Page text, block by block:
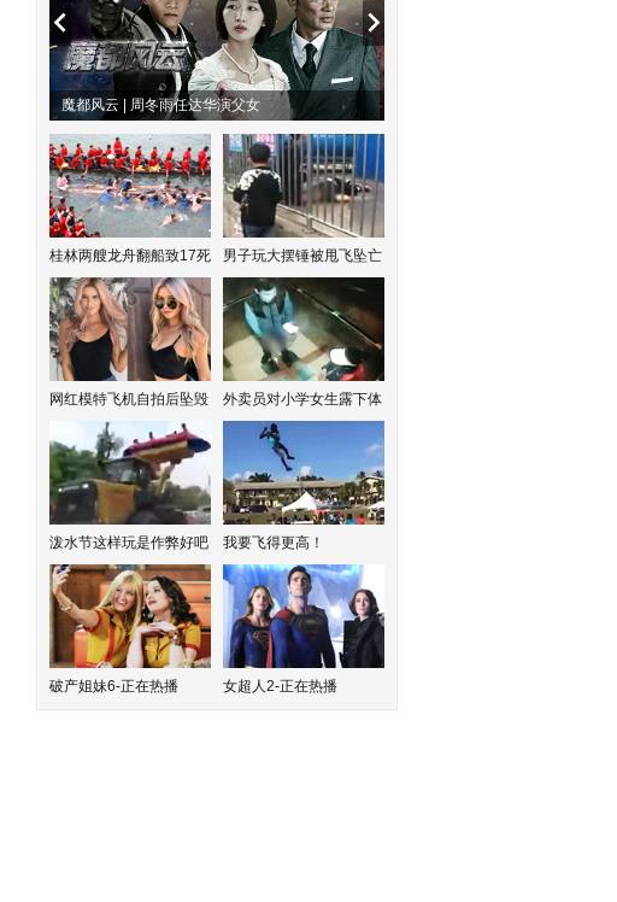
魔都风云 | 周冬雨任达华演父女
桂林两艘龙舟翻船致17死 男子玩大摆锤被甩飞坠亡
网红模特飞机自拍后坠毁 外卖员对小学女生露下体
泼水节这样玩是作弊好吧 我要飞得更高！
破产姐妹6-正在热播 女超人2-正在热播